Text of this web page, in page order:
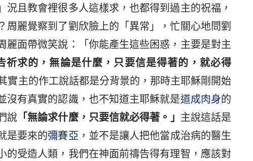
且教會裡很多人這樣求，也都得到過主的祝福，
麗覺察到了劉欣臉上的「異常」，忙關心地問劉
麗面帶微笑說：「你能產生這些困惑，主要是對主
祈求的，無論是什麼，只要信是得著的，就必得
實主的作工說話都是分背景的，那時主耶穌剛開始
沒有真實的認識，也不知道主耶穌就是道成肉身的
說 「無論求什麼，只要信就必得著。」 主說這話是
是要來的彌賽亞 ，並不是讓人把他當成治病的醫生
的受造人類，我們在神面前禱告得有理智，應該對